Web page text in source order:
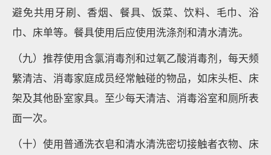
避免共用牙刷、香烟、餐具、饭菜、饮料、毛巾、浴
巾、床单等。餐具使用后应使用洗涤剂和清水清洗。
（九）推荐使用含氯消毒剂和过氧乙酸消毒剂，每天频
繁清洁、消毒家庭成员经常触碰的物品，如床头柜、床
架及其他卧室家具。至少每天清洁、消毒浴室和厕所表
面一次。
（十）使用普通洗衣皂和清水清洗密切接触者衣物、床